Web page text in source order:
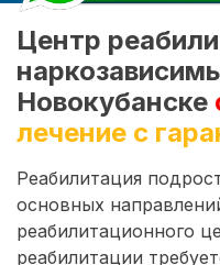
Центр
Новокубанске
лечение с
Реабилитация
основных
реабилитационного
реабилитации